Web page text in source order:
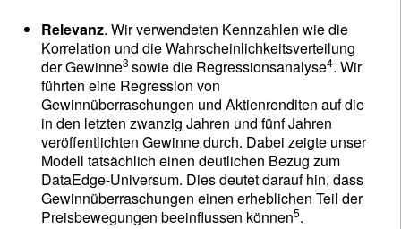
Relevanz. Wir verwendeten Kennzahlen wie die
Korrelation und die Wahrscheinlichkeitsverteilung
der Gewinne3 sowie die Regressionsanalyse4. Wir
führten eine Regression von
Gewinnüberraschungen und Aktienrenditen auf die
in den letzten zwanzig Jahren und fünf Jahren
veröffentlichten Gewinne durch. Dabei zeigte unser
Modell tatsächlich einen deutlichen Bezug zum
DataEdge-Universum. Dies deutet darauf hin, dass
Gewinnüberraschungen einen erheblichen Teil der
Preisbewegungen beeinflussen können5.